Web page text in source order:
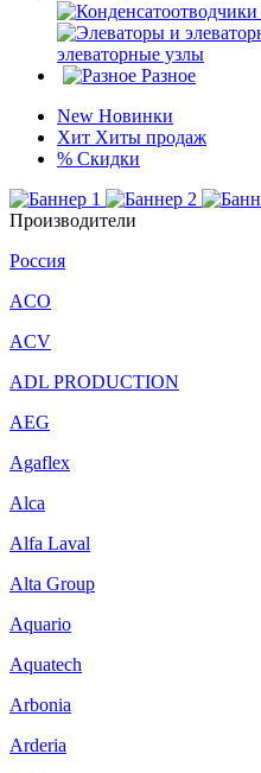
элеваторные узлы
Разное
New Новинки
Хит Хиты продаж
% Скидки
Производители
Россия
ACO
ACV
ADL PRODUCTION
AEG
Agaflex
Alca
Alfa Laval
Alta Group
Aquario
Aquatech
Arbonia
Arderia